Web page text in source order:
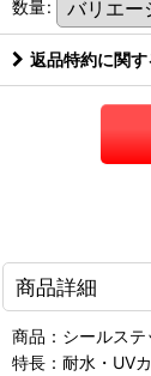
数量:
返品特約に関
商品詳細
商品：シールステ
特長：耐水・UV